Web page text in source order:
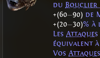
du Bouclier
+(60—90) de
+(20—30)% à
Les Attaques
équivalent à
Vos Attaques